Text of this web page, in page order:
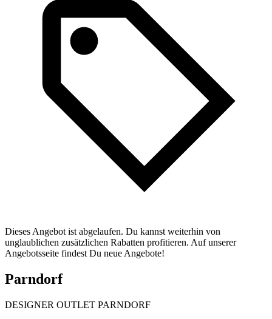
Dieses Angebot ist abgelaufen. Du kannst weiterhin von
unglaublichen zusätzlichen Rabatten profitieren. Auf unserer
Angebotsseite findest Du neue Angebote!
Parndorf
DESIGNER OUTLET PARNDORF